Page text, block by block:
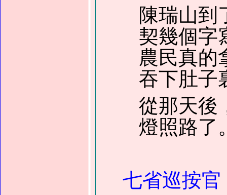
陳瑞山到
契幾個字
農民真的
吞下肚子
從那天後
燈照路了
七省巡按官